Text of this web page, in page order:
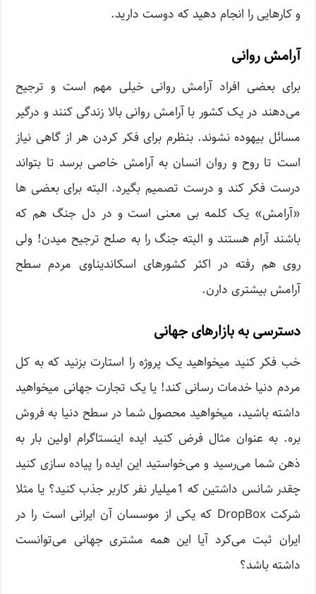
و کارهایی را انجام دهید که دوست دارید.
آرامش روانی
برای بعضی افراد آرامش روانی خیلی مهم است و ترجیح
می‌دهند در یک کشور با آرامش روانی بالا زندگی کنند و درگیر
مسائل بیهوده نشوند. بنظرم برای فکر کردن هر از گاهی نیاز
است تا روح و روان انسان به آرامش خاصی برسد تا بتواند
درست فکر کند و درست تصمیم بگیرد. البته برای بعضی ها
«آرامش» یک کلمه بی معنی است و در دل جنگ هم که
باشند آرام هستند و البته جنگ را به صلح ترجیح میدن! ولی
روی هم رفته در اکثر کشورهای اسکاندیناوی مردم سطح
آرامش بیشتری دارن.
دسترسی به بازارهای جهانی
خب فکر کنید میخواهید یک پروژه را استارت بزنید که به کل
مردم دنیا خدمات رسانی کند! یا یک تجارت جهانی میخواهید
داشته باشید، میخواهید محصول شما در سطح دنیا به فروش
بره. به عنوان مثال فرض کنید ایده اینستاگرام اولین بار به
ذهن شما می‌رسید و می‌خواستید این ایده را پیاده سازی کنید
چقدر شانس داشتین که 1میلیار نفر کاربر جذب کنید؟ یا مثلا
شرکت DropBox که یکی از موسسان آن ایرانی است را در
ایران ثبت می‌کرد آیا این همه مشتری جهانی می‌توانست
داشته باشد؟